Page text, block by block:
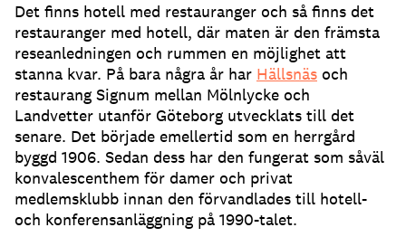
Det finns hotell med restauranger och så finns det
restauranger med hotell, där maten är den främsta
reseanledningen och rummen en möjlighet att
stanna kvar. På bara några år har Hällsnäs och
restaurang Signum mellan Mölnlycke och
Landvetter utanför Göteborg utvecklats till det
senare. Det började emellertid som en herrgård
byggd 1906. Sedan dess har den fungerat som såväl
konvalescenthem för damer och privat
medlemsklubb innan den förvandlades till hotell-
och konferensanläggning på 1990-talet.